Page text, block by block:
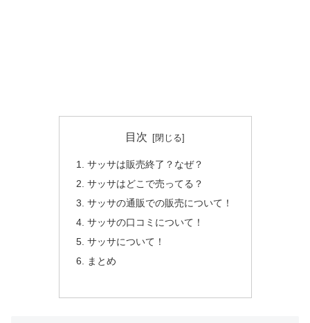
目次
サッサは販売終了？なぜ？
サッサはどこで売ってる？
サッサの通販での販売について！
サッサの口コミについて！
サッサについて！
まとめ